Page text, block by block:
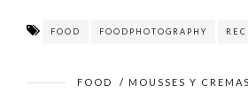
FOOD FOODPHOTOGRAPHY
FOOD / MOUSSES Y CREMAS